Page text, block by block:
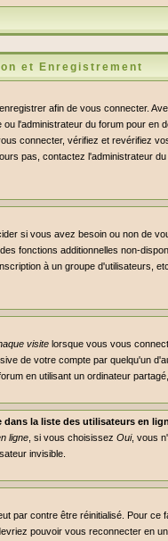
et Enregistrement
afin de vous connecter.
l'administrateur du forum pour en
connecter, vérifiez et revérifiez
pas, contactez l'administrateur
si vous avez besoin ou non de
fonctions additionnelles non-
à un groupe d'utilisateurs,
visite lorsque vous vous
de votre compte par quelqu'un
en utilisant un ordinateur
la liste des utilisateurs en
ligne , si vous choisissez Oui, vous
invisible.
par contre être réinitialisé. Pour ce
pouvoir vous reconnecter en un